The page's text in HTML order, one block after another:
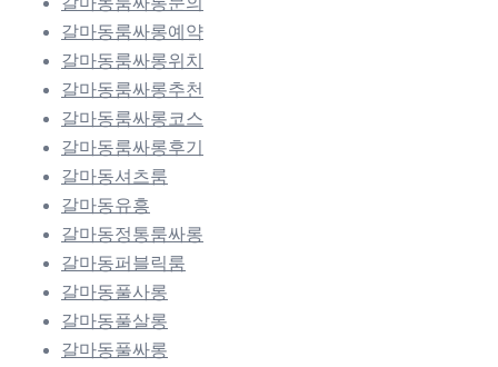
갈마동룸싸롱예약
갈마동룸싸롱위치
갈마동룸싸롱추천
갈마동룸싸롱코스
갈마동룸싸롱후기
갈마동셔츠룸
갈마동유흥
갈마동정통룸싸롱
갈마동퍼블릭룸
갈마동풀사롱
갈마동풀살롱
갈마동풀싸롱